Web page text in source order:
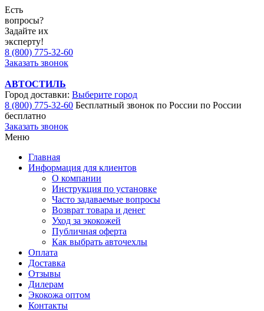
Есть
вопросы?
Задайте их
эксперту!
8 (800) 775-32-60
Заказать звонок
АВТОСТИЛЬ
Город доставки: Выберите город
8 (800) 775-32-60 Бесплатный звонок по России по России
бесплатно
Заказать звонок
Меню
Главная
Информация для клиентов
О компании
Инструкция по установке
Часто задаваемые вопросы
Возврат товара и денег
Уход за экокожей
Публичная оферта
Как выбрать авточехлы
Оплата
Доставка
Отзывы
Дилерам
Экокожа оптом
Контакты